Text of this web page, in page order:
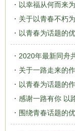
以幸福从何而来
关于以青春不朽
以青春为话题的
2020年最新同舟
关于一路走来的
以青春为话题的
感谢一路有你 以
围绕青春话题的